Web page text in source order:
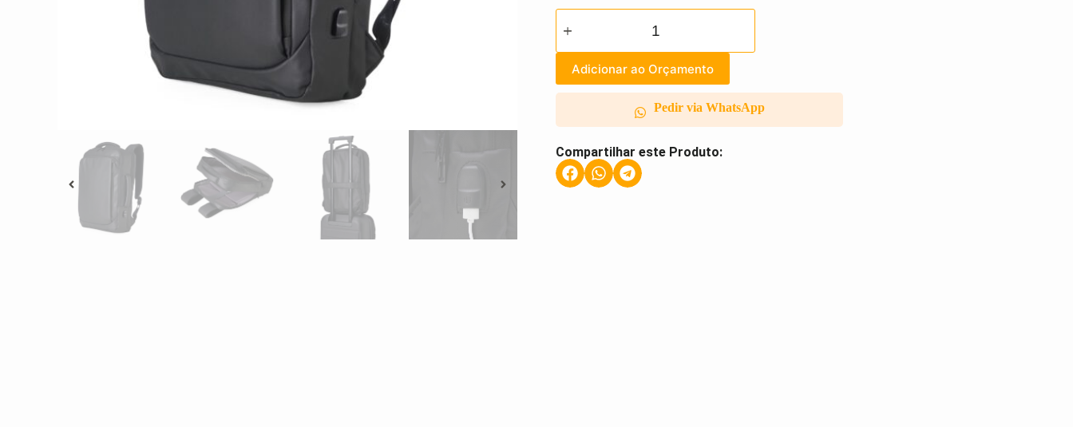
Adicionar ao Orçamento
Pedir via WhatsApp
Compartilhar este Produto: